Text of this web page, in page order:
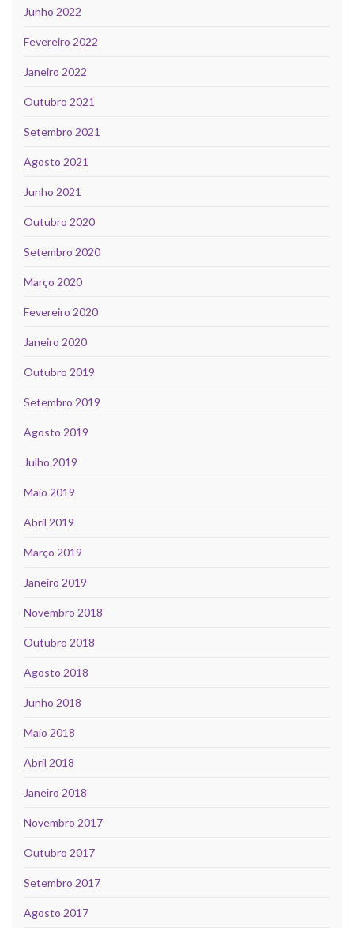
Junho 2022
Fevereiro 2022
Janeiro 2022
Outubro 2021
Setembro 2021
Agosto 2021
Junho 2021
Outubro 2020
Setembro 2020
Março 2020
Fevereiro 2020
Janeiro 2020
Outubro 2019
Setembro 2019
Agosto 2019
Julho 2019
Maio 2019
Abril 2019
Março 2019
Janeiro 2019
Novembro 2018
Outubro 2018
Agosto 2018
Junho 2018
Maio 2018
Abril 2018
Janeiro 2018
Novembro 2017
Outubro 2017
Setembro 2017
Agosto 2017